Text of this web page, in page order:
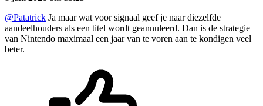
@Patatrick Ja maar wat voor signaal geef je naar diezelfde
aandeelhouders als een titel wordt geannuleerd. Dan is de strategie
van Nintendo maximaal een jaar van te voren aan te kondigen veel
beter.